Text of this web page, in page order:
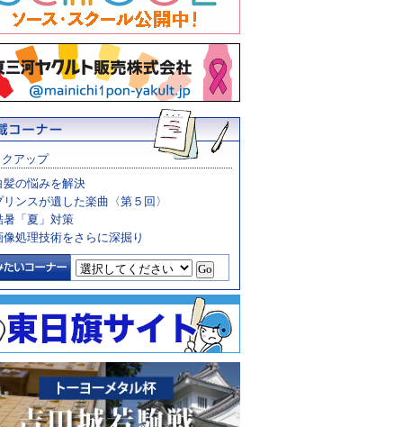
アップ
髪の悩みを解決
リンスが遺した楽曲〈第５回〉
暑「夏」対策
像処理技術をさらに深掘り